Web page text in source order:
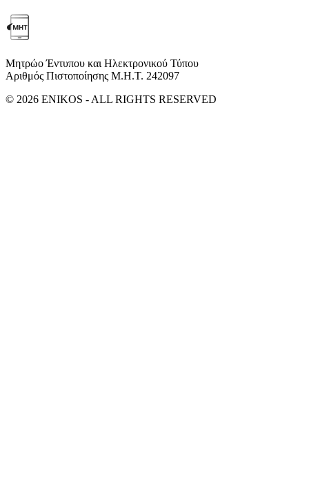
Μητρώο Έντυπου και Ηλεκτρονικού Τύπου
Αριθμός Πιστοποίησης Μ.Η.Τ. 242097
© 2026 ENIKOS - ALL RIGHTS RESERVED